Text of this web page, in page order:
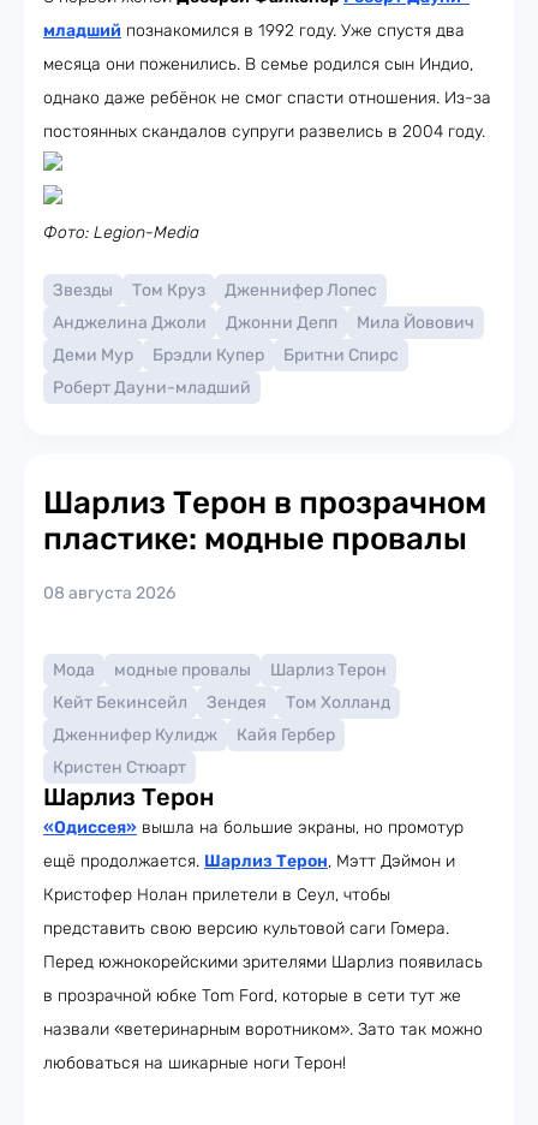
младший познакомился в 1992 году. Уже спустя два
месяца они поженились. В семье родился сын Индио,
однако даже ребёнок не смог спасти отношения. Из-за
постоянных скандалов супруги развелись в 2004 году.
Фото: Legion-Media
Звезды Том Круз
Дженнифер Лопес
Анджелина Джоли
Джонни Депп
Мила Йовович
Деми Мур
Брэдли Купер
Бритни Спирс
Роберт Дауни-младший
Шарлиз Терон в прозрачном
пластике: модные провалы
08 августа 2026
Мода модные провалы
Шарлиз Терон
Кейт Бекинсейл
Зендея
Том Холланд
Дженнифер Кулидж
Кайя Гербер
Кристен Стюарт
Шарлиз Терон
«Одиссея» вышла на большие экраны, но промотур
ещё продолжается. Шарлиз Терон, Мэтт Дэймон и
Кристофер Нолан прилетели в Сеул, чтобы
представить свою версию культовой саги Гомера.
Перед южнокорейскими зрителями Шарлиз появилась
в прозрачной юбке Tom Ford, которые в сети тут же
назвали «ветеринарным воротником». Зато так можно
любоваться на шикарные ноги Терон!